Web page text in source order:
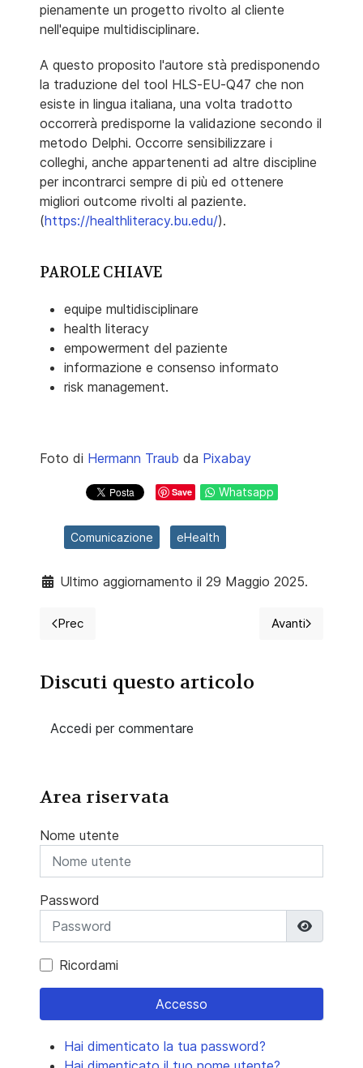
pienamente un progetto rivolto al cliente
nell'equipe multidisciplinare.
A questo proposito l'autore stà predisponendo
la traduzione del tool HLS-EU-Q47 che non
esiste in lingua italiana, una volta tradotto
occorrerà predisporne la validazione secondo il
metodo Delphi. Occorre sensibilizzare i
colleghi, anche appartenenti ad altre discipline
per incontrarci sempre di più ed ottenere
migliori outcome rivolti al paziente.
(https://healthliteracy.bu.edu/).
PAROLE CHIAVE
equipe multidisciplinare
health literacy
empowerment del paziente
informazione e consenso informato
risk management.
Foto di Hermann Traub da Pixabay
Save Whatsapp
Comunicazione eHealth
Ultimo aggiornamento il 29 Maggio 2025.
Articolo precedente: #noisiamopronti, la raccolta
Prec Articolo
Avanti
Discuti questo articolo
Accedi per commentare
Area riservata
Nome utente
Password
Ricordami
Accesso
Hai dimenticato la tua password?